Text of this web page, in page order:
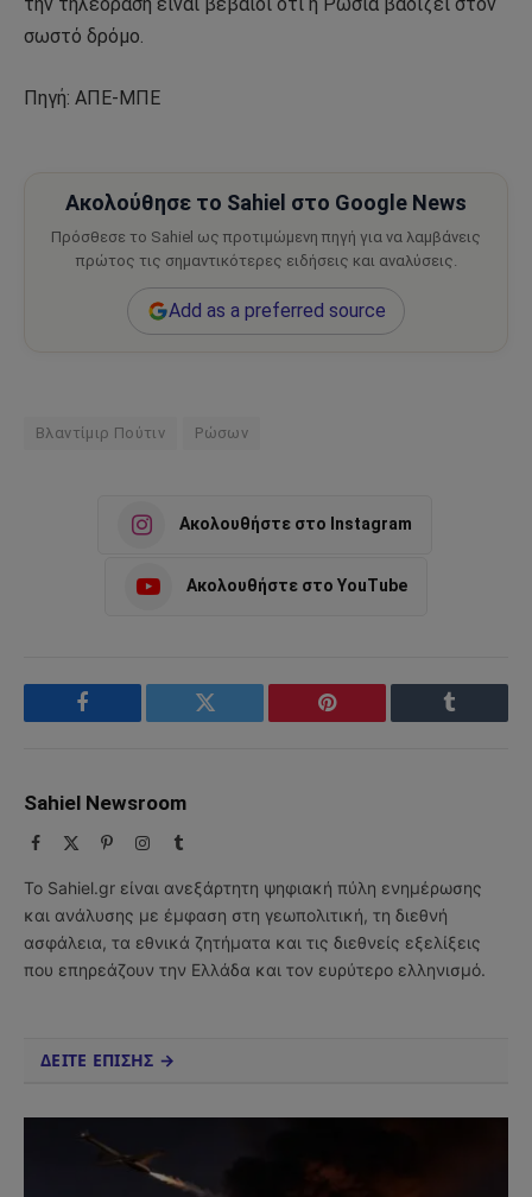
σωστό δρόμο.
Πηγή: ΑΠΕ-ΜΠΕ
Ακολούθησε το Sahiel στο Google News
Πρόσθεσε το Sahiel ως προτιμώμενη πηγή για να λαμβάνεις
πρώτος τις σημαντικότερες ειδήσεις και αναλύσεις.
Add as a preferred source
Βλαντίμιρ Πούτιν Ρώσων
Ακολουθήστε στο Instagram
Ακολουθήστε στο YouTube
Facebook Twitter Pinterest Tumblr
Sahiel Newsroom
Facebook PinterestInstagram
Tumblr
Το Sahiel.gr είναι ανεξάρτητη ψηφιακή πύλη ενημέρωσης
και ανάλυσης με έμφαση στη γεωπολιτική, τη διεθνή
ασφάλεια, τα εθνικά ζητήματα και τις διεθνείς εξελίξεις
που επηρεάζουν την Ελλάδα και τον ευρύτερο ελληνισμό.
ΔΕΙΤΕ ΕΠΙΣΗΣ →